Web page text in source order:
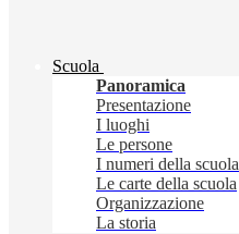
Scuola
Panoramica
Presentazione
I luoghi
Le persone
I numeri della scuola
Le carte della scuola
Organizzazione
La storia